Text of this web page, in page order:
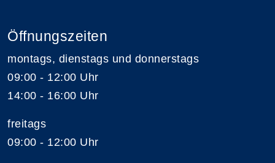
Öffnungszeiten
montags, dienstags und donnerstags
09:00 - 12:00 Uhr
14:00 - 16:00 Uhr
freitags
09:00 - 12:00 Uhr